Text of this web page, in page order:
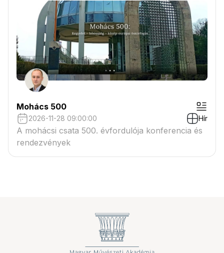
Mohács 500
2026-11-28 09:00:00 Hír
A mohácsi csata 500. évfordulója konferencia és
rendezvények